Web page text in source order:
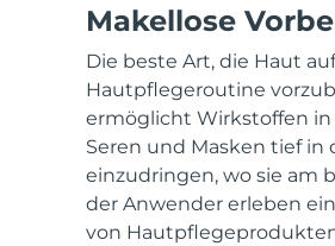
Makellose
Die beste Art, die Haut
Hautpflegeroutine
ermöglicht Wirkstoffen in
Seren und Masken tief in
einzudringen, wo sie am
der Anwender erleben
von
All acne treatment
All revitalizing eye
KIWI™ skincare
Advanced pore care
Serum
issa™ Teeth
18% PAP
Kosmetik
Kaufe alles